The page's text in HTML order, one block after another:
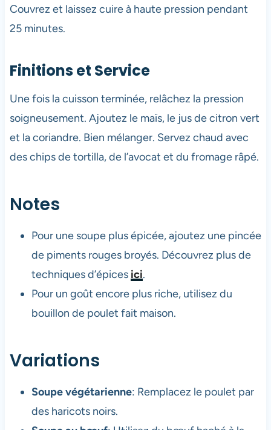
Couvrez et laissez cuire à haute pression pendant
25 minutes.
Finitions et Service
Une fois la cuisson terminée, relâchez la pression
soigneusement. Ajoutez le maïs, le jus de citron vert
et la coriandre. Bien mélanger. Servez chaud avec
des chips de tortilla, de l’avocat et du fromage râpé.
Notes
Pour une soupe plus épicée, ajoutez une pincée
de piments rouges broyés. Découvrez plus de
techniques d’épices ici.
Pour un goût encore plus riche, utilisez du
bouillon de poulet fait maison.
Variations
Soupe végétarienne: Remplacez le poulet par
des haricots noirs.